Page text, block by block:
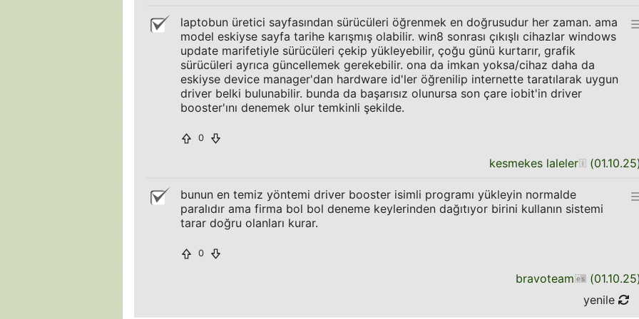
laptobun üretici sayfasından sürücüleri öğrenmek en doğrusudur her zaman. ama
model eskiyse sayfa tarihe karışmış olabilir. win8 sonrası çıkışlı cihazlar windows
update marifetiyle sürücüleri çekip yükleyebilir, çoğu günü kurtarır, grafik
sürücüleri ayrıca güncellemek gerekebilir. ona da imkan yoksa/cihaz daha da
eskiyse device manager'dan hardware id'ler öğrenilip internette taratılarak uygun
driver belki bulunabilir. bunda da başarısız olunursa son çare iobit'in driver
booster'ını denemek olur temkinli şekilde.
0
kesmekes laleler (01.10.25
bunun en temiz yöntemi driver booster isimli programı yükleyin normalde
paralıdır ama firma bol bol deneme keylerinden dağıtıyor birini kullanın sistemi
tarar doğru olanları kurar.
0
bravoteam (01.10.25
yenile